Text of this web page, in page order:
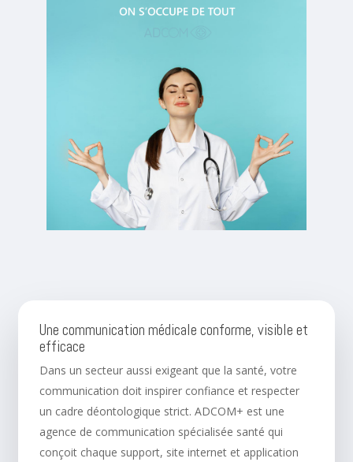
Une communication médicale conforme, visible et
efficace
Dans un secteur aussi exigeant que la santé, votre
communication doit inspirer confiance et respecter
un cadre déontologique strict. ADCOM+ est une
agence de communication spécialisée santé qui
conçoit chaque support, site internet et application